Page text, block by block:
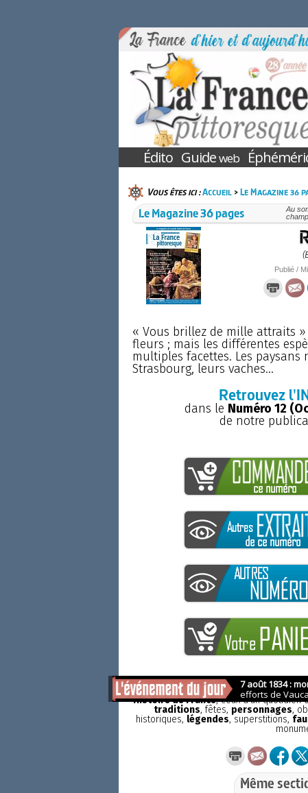
Édito Guideweb
Vous êtes ici :Accueil>Le Magazine 36
Le Magazine 36 pages
Au
Publié /
« Vous brillez de mille attraits
fleurs ; mais les différentes
multiples facettes. Les
Strasbourg, leurs vaches...
Retrouvez
dans le Numéro 12
de notre
La France pittoresque est une
Histoire de France, ceux d'un quotidien
traditions, fêtes, personnages,
historiques, légendes, superstitions,
Même